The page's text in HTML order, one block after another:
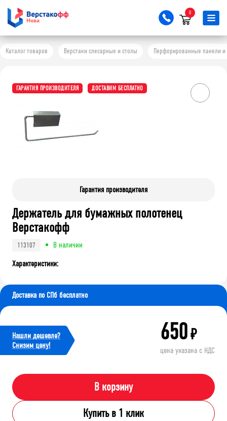
0
Каталог товаров Верстаки слесарные и столы Перфорированные панели и
ГАРАНТИЯ ПРОИЗВОДИТЕЛЯ ДОСТАВИМ БЕСПЛАТНО
Гарантия производителя
Держатель для бумажных полотенец
Верстакофф
113107
В наличии
Характеристики:
Доставка по СПб бесплатно
Нашли дешевле?
Cнизим цену!
650₽
цена указана с НДС
В корзину
Купить в 1 клик